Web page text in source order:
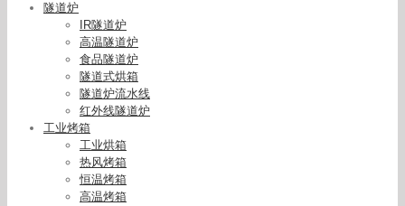
隧道炉
IR隧道炉
高温隧道炉
食品隧道炉
隧道式烘箱
隧道炉流水线
红外线隧道炉
工业烤箱
工业烘箱
热风烤箱
恒温烤箱
高温烤箱